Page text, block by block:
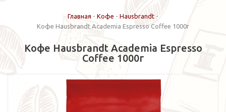
Главная - Кофе - Hausbrandt -
Кофе Hausbrandt Academia Espresso Coffee 1000г
Кофе Hausbrandt Academia Espresso
Coffee 1000г